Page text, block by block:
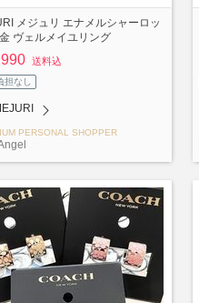
メジュリ エナメルシャーロッ
ヴェルメイユリング
送料込
担なし
PERSONAL SHOPPER